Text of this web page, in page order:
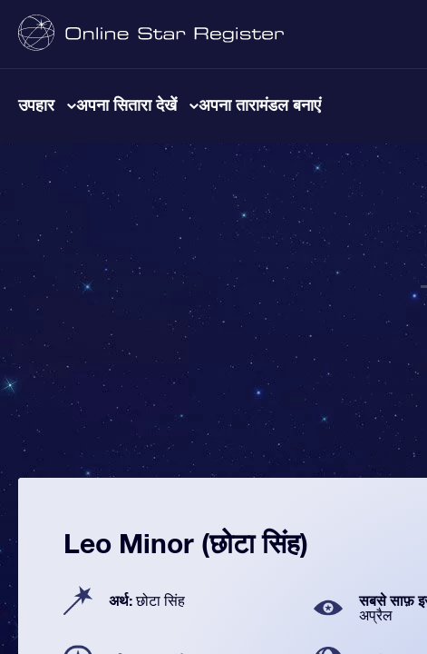
उपहार अपना सितारा देखें अपना तारामंडल बनाएं
Leo Minor (छोटा सिंह)
अर्थ:छोटा सिंह सबसे साफ़
अप्रैल